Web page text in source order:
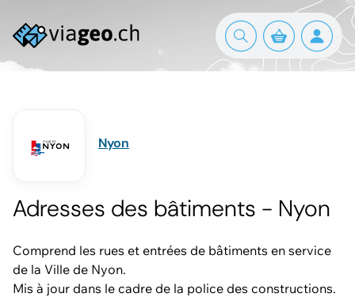
Nyon
Adresses des bâtiments - Nyon
Comprend les rues et entrées de bâtiments en service
de la Ville de Nyon.
Mis à jour dans le cadre de la police des constructions.